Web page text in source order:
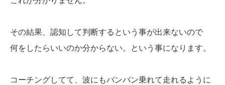
その結果、認知して判断するという事が出来ないので
何をしたらいいのか分からない。という事になります。
コーチングしてて、波にもバンバン乗れて走れるように